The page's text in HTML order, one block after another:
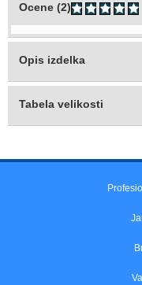
Ocene (2)
Opis izdelka
Tabela velikosti